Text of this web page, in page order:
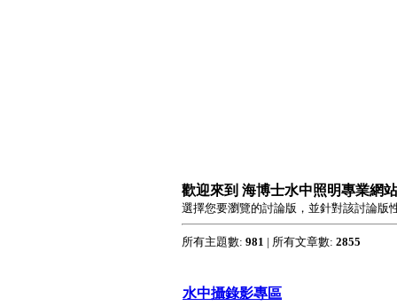
歡迎來到 海博士水中照明專業網
選擇您要瀏覽的討論版，並針對該討論版
所有主題數: 981 | 所有文章數: 2855
水中攝錄影專區